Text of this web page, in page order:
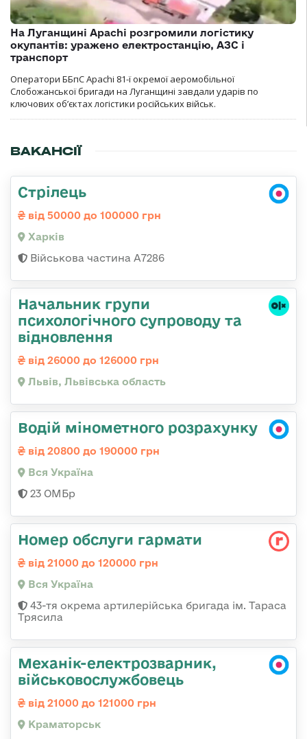
На Луганщині Apachi розгромили логістику
окупантів: уражено електростанцію, АЗС і
транспорт
Оператори ББпС Apachi 81-ї окремої аеромобільної
Слобожанської бригади на Луганщині завдали ударів по
ключових об’єктах логістики російських військ.
ВАКАНСІЇ
Стрілець
від 50000 до 100000 грн
Харків
Військова частина А7286
Начальник групи
психологічного супроводу та
відновлення
від 26000 до 126000 грн
Львів, Львівська область
Водій мінометного розрахунку
від 20800 до 190000 грн
Вся Україна
23 ОМБр
Номер обслуги гармати
від 21000 до 120000 грн
Вся Україна
43-тя окрема артилерійська бригада ім. Тараса
Трясила
Механік-електрозварник,
військовослужбовець
від 21000 до 121000 грн
Краматорськ